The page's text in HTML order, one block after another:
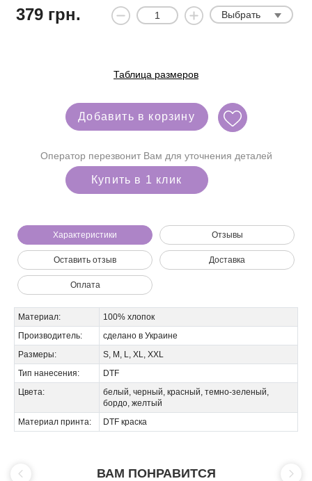
379грн.
Выбрать
Таблица размеров
Добавить в корзину
Оператор перезвонит Вам для уточнения деталей
Купить в 1 клик
Характеристики Отзывы
Оставить отзыв Доставка
Оплата
Материал:
100% хлопок
Производитель:
сделано в Украине
Размеры:
S, M, L, XL, XXL
Тип нанесения:
DTF
Цвета:
белый, черный, красный, темно-зеленый,
бордо, желтый
Материал принта:
DTF краска
ВАМ ПОНРАВИТСЯ
Мы позвоним вам на номер: